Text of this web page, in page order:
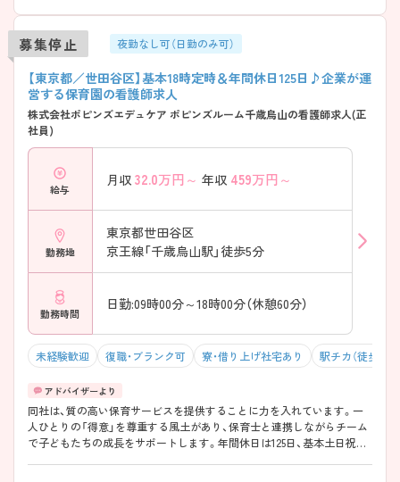
募集停止 夜勤なし可（日勤のみ可）
【東京都／世田谷区】基本18時定時＆年間休日125日♪企業が運
営する保育園の看護師求人
株式会社ポピンズエデュケア ポピンズルーム千歳烏山の看護師求人(正
社員)
給与
月収 32.0万円～ 年収 459万円～
勤務地
東京都世田谷区
京王線「千歳烏山駅」徒歩5分
勤務時間
日勤:09時00分～18時00分（休憩60分）
未経験歓迎 復職・ブランク可 寮・借り上げ社宅あり 駅チカ（徒歩10
同社は、質の高い保育サービスを提供することに力を入れています。一
人ひとりの「得意」を尊重する風土があり、保育士と連携しながらチーム
で子どもたちの成長をサポートします。年間休日は125日、基本土日祝日